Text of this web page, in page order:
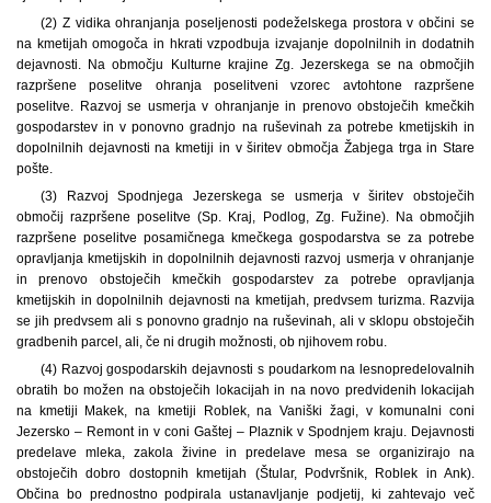
(2) Z vidika ohranjanja poseljenosti podeželskega prostora v občini se
na kmetijah omogoča in hkrati vzpodbuja izvajanje dopolnilnih in dodatnih
dejavnosti. Na območju Kulturne krajine Zg. Jezerskega se na območjih
razpršene poselitve ohranja poselitveni vzorec avtohtone razpršene
poselitve. Razvoj se usmerja v ohranjanje in prenovo obstoječih kmečkih
gospodarstev in v ponovno gradnjo na ruševinah za potrebe kmetijskih in
dopolnilnih dejavnosti na kmetiji in v širitev območja Žabjega trga in Stare
pošte.
(3) Razvoj Spodnjega Jezerskega se usmerja v širitev obstoječih
območij razpršene poselitve (Sp. Kraj, Podlog, Zg. Fužine). Na območjih
razpršene poselitve posamičnega kmečkega gospodarstva se za potrebe
opravljanja kmetijskih in dopolnilnih dejavnosti razvoj usmerja v ohranjanje
in prenovo obstoječih kmečkih gospodarstev za potrebe opravljanja
kmetijskih in dopolnilnih dejavnosti na kmetijah, predvsem turizma. Razvija
se jih predvsem ali s ponovno gradnjo na ruševinah, ali v sklopu obstoječih
gradbenih parcel, ali, če ni drugih možnosti, ob njihovem robu.
(4) Razvoj gospodarskih dejavnosti s poudarkom na lesnopredelovalnih
obratih bo možen na obstoječih lokacijah in na novo predvidenih lokacijah
na kmetiji Makek, na kmetiji Roblek, na Vaniški žagi, v komunalni coni
Jezersko – Remont in v coni Gaštej – Plaznik v Spodnjem kraju. Dejavnosti
predelave mleka, zakola živine in predelave mesa se organizirajo na
obstoječih dobro dostopnih kmetijah (Štular, Podvršnik, Roblek in Ank).
Občina bo prednostno podpirala ustanavljanje podjetij, ki zahtevajo več